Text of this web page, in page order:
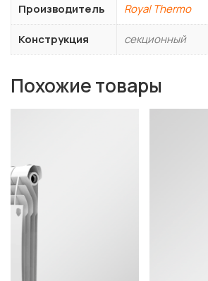
Производитель Royal Thermo
Конструкция секционный
Похожие товары